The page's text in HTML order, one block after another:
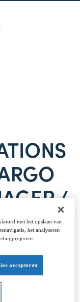
/
Captains in
met het opslaan van
het analyseren
accepteren